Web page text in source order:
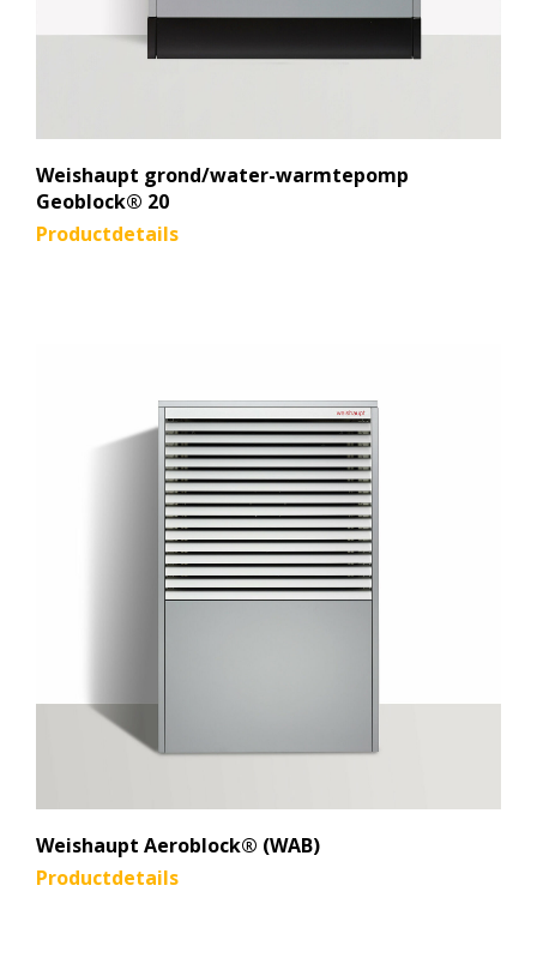
Weishaupt grond/water-warmtepomp
Geoblock® 20
Productdetails
Weishaupt Aeroblock® (WAB)
Productdetails